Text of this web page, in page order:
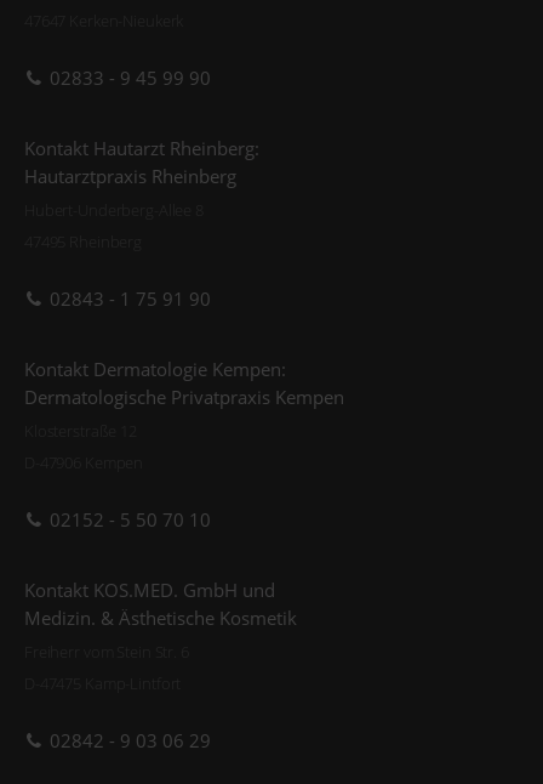
02833 - 9 45 99 90
Kontakt Hautarzt Rheinberg:
Hautarztpraxis Rheinberg
02843 - 1 75 91 90
Kontakt Dermatologie Kempen:
Dermatologische Privatpraxis Kempen
02152 - 5 50 70 10
Kontakt KOS.MED. GmbH und
Medizin. & Ästhetische Kosmetik
02842 - 9 03 06 29